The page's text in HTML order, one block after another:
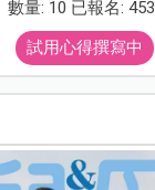
數量: 10 已報名: 453
試用心得撰寫中